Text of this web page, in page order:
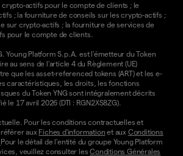
actifs pour le compte de clients ; le
; la fourniture de conseils sur les crypto-actifs ;
sur crypto-actifs ; la fourniture de services de
pour le compte de clients.
Young Platform S.p.A. est l'émetteur du Token
au sens de l'article 4 du Règlement (UE)
que les asset-referenced tokens (ART) et les e-
caractéristiques, les droits, les fonctions
du Token YNG sont intégralement décrits
le 17 avril 2026 (DTI : RGN2XS8ZG).
Pour les conditions contractuelles et
aux Fiches d'information et aux Conditions
Pour le détail de l'entité du groupe Young Platform
veuillez consulter lesConditions Générales